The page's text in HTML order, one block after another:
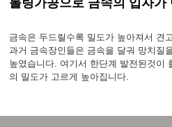
롤링가공으로 금속의 입자가
금속은 두드릴수록 밀도가 높아져서 견
과거 금속장인들은 금속을 달궈 망치질
높였습니다. 여기서 한단계 발전된것이
의 밀도가 고르게 높아집니다.